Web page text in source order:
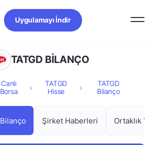
Uygulamayı İndir
TATGD BİLANÇO
Canlı
Borsa
TATGD
Hisse
TATGD
Bilanço
Bilanço Şirket Haberleri Ortaklık